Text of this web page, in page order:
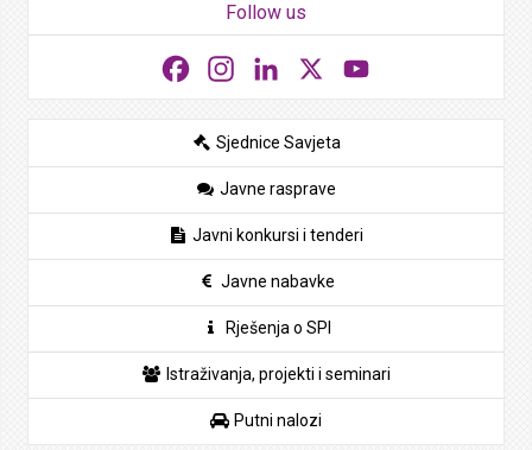
Follow us
FacebookInstagramLinkedIn
Sjednice Savjeta
Javne rasprave
Javni konkursi i tenderi
Javne nabavke
Rješenja o SPI
Istraživanja, projekti i seminari
Putni nalozi